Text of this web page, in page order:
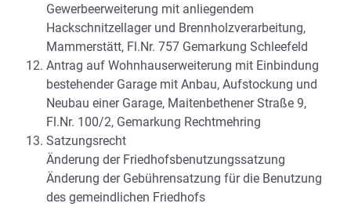
Gewerbeerweiterung mit anliegendem
Hackschnitzellager und Brennholzverarbeitung,
Mammerstätt, Fl.Nr. 757 Gemarkung Schleefeld
Antrag auf Wohnhauserweiterung mit Einbindung
bestehender Garage mit Anbau, Aufstockung und
Neubau einer Garage, Maitenbethener Straße 9,
Fl.Nr. 100/2, Gemarkung Rechtmehring
Satzungsrecht
Änderung der Friedhofsbenutzungssatzung
Änderung der Gebührensatzung für die Benutzung
des gemeindlichen Friedhofs